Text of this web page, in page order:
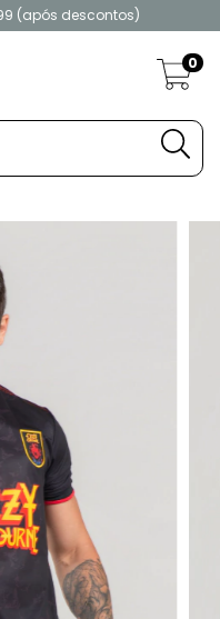
(após descontos)
0